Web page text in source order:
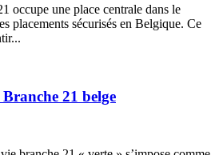
occupe une place centrale dans le
placements sécurisés en Belgique. Ce
21 belge